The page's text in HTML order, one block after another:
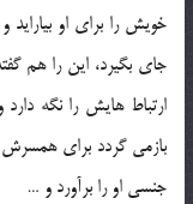
خويش را براي او
جاي بگيرد، اين را هم
ارتباط هايش را نگه
بازمي گردد براي همسرش
جنسي او را برآورد و …